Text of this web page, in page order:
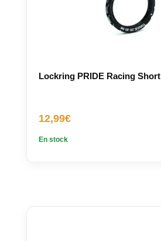
Lockring PRIDE Racing Short
12,99€
En stock